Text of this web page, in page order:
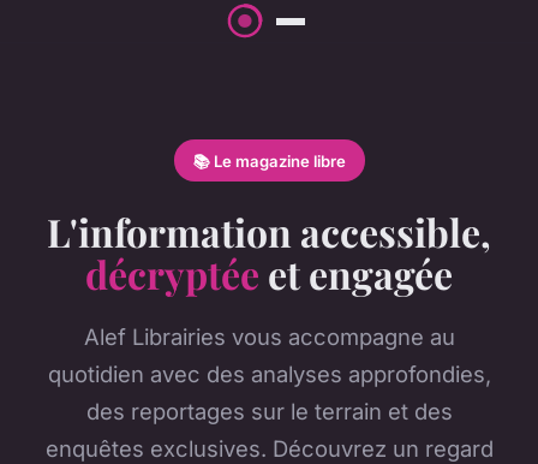
📚 Le magazine libre
L'information accessible,
décryptée et engagée
Alef Librairies vous accompagne au
quotidien avec des analyses approfondies,
des reportages sur le terrain et des
enquêtes exclusives. Découvrez un regard